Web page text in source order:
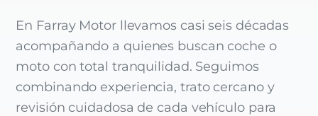
En Farray Motor llevamos casi seis décadas
acompañando a quienes buscan coche o
moto con total tranquilidad. Seguimos
combinando experiencia, trato cercano y
revisión cuidadosa de cada vehículo para